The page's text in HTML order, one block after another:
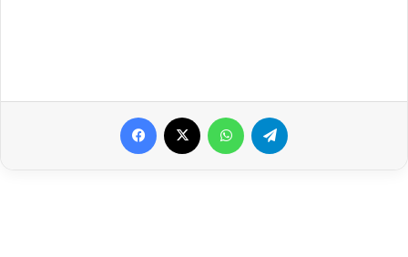
Facebook WhatsApp